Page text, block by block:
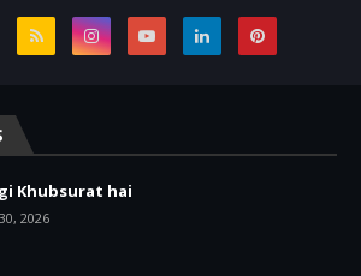
Khubsurat hai
2026